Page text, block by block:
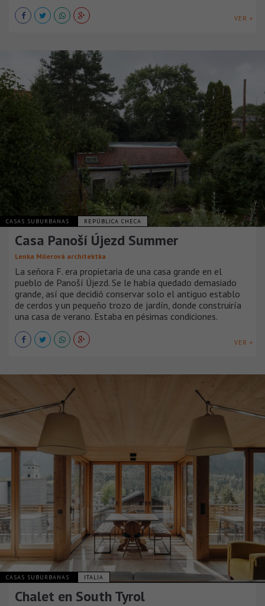
VER +
CASAS SUBURBANAS REPÚBLICA CHECA
Casa Panoší Újezd Summer
Lenka Milerová architektka
La señora F. era propietaria de una casa grande en el
pueblo de Panoší Újezd. Se le había quedado demasiado
grande, así que decidió conservar solo el antiguo establo
de cerdos y un pequeño trozo de jardín, donde construiría
una casa de verano. Estaba en pésimas condiciones.
VER +
CASAS SUBURBANAS ITALIA
Chalet en South Tyrol